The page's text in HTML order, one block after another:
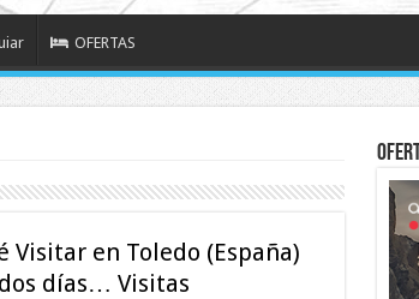
OFERTAS
Visitar en Toledo (España)
días… Visitas